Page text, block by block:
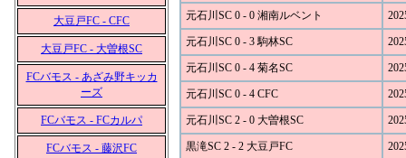
大豆戸FC - CFC
大豆戸FC - 大曽根SC
FCバモス - あざみ野キッカ
ーズ
FCバモス - FCカルパ
FCバモス - 藤沢FC
元石川SC 0 - 0 湘南ルベント
元石川SC 0 - 3 駒林SC
元石川SC 0 - 4 菊名SC
元石川SC 0 - 4 CFC
元石川SC 2 - 0 大曽根SC
黒滝SC 2 - 2 大豆戸FC